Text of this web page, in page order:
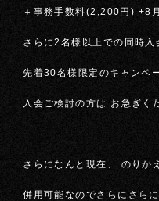
＋事務手数料(2,200円) +8
さらに2名様以上での同時
先着30名様限定のキャンペ
入会ご検討の方は お急ぎく
さらになんと現在、 のりか
併用可能なのでさらにさらに